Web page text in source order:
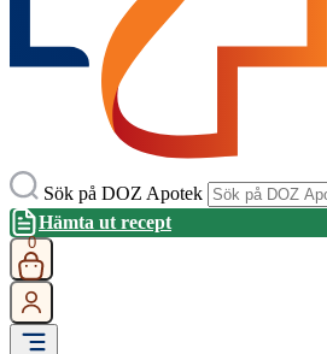
Sök på DOZ Apotek
Hämta ut recept
0